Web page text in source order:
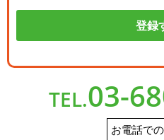
TEL.03-
お電話で